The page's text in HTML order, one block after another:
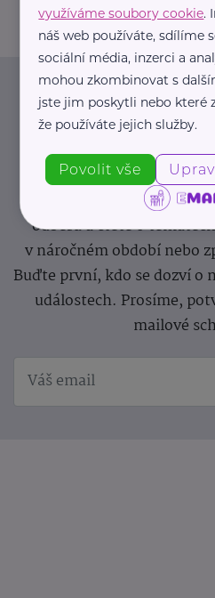
Pravidelný přísun novinek,
podpora pro rodiče i
Newsletter webu
odběru a čtěte o
v náročném období nebo
Buďte první, kdo se dozví o
událostech. Prosíme,
mailové
využíváme soubory cookie.
náš web používáte, sdílíme
sociální média, inzerci a
mohou zkombinovat s
jste jim poskytli nebo které
že používáte jejich služby.
Povolit vše